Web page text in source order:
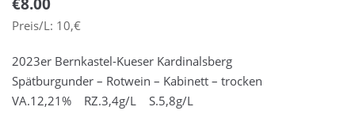
2022er Weine
2019er Weine (3)
2018er Weine
Preis/L: 10,€
2023er Bernkastel-Kueser Kardinalsberg
Spätburgunder – Rotwein – Kabinett – trocken
VA.12,21% RZ.3,4g/L S.5,8g/L